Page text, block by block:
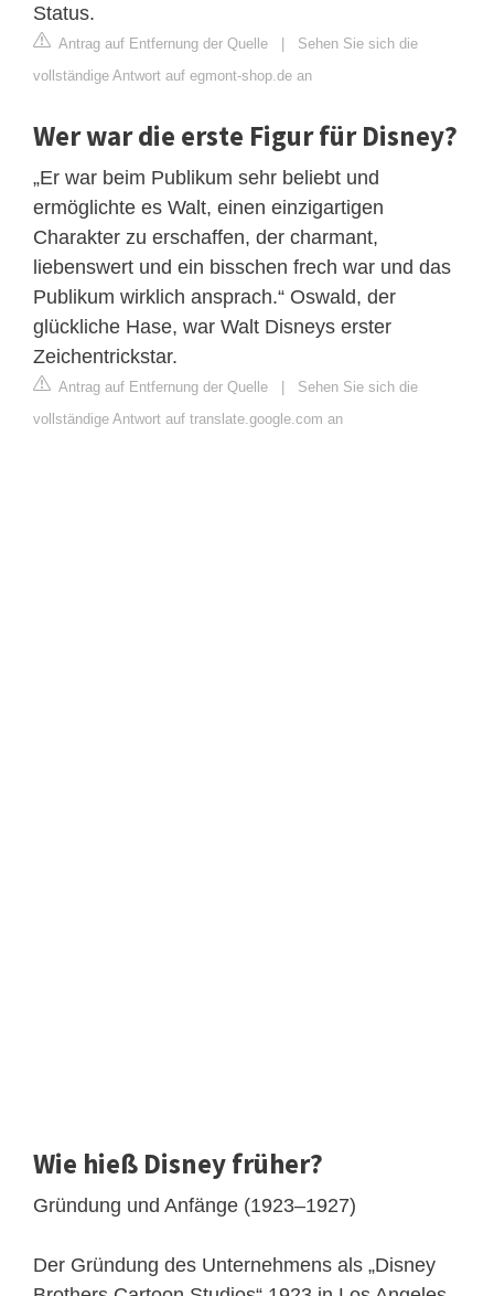
Status.
Antrag auf Entfernung der Quelle | Sehen Sie sich die
vollständige Antwort auf egmont-shop.de an
Wer war die erste Figur für Disney?
„Er war beim Publikum sehr beliebt und
ermöglichte es Walt, einen einzigartigen
Charakter zu erschaffen, der charmant,
liebenswert und ein bisschen frech war und das
Publikum wirklich ansprach.“ Oswald, der
glückliche Hase, war Walt Disneys erster
Zeichentrickstar.
Antrag auf Entfernung der Quelle | Sehen Sie sich die
vollständige Antwort auf translate.google.com an
Wie hieß Disney früher?
Gründung und Anfänge (1923–1927)
Der Gründung des Unternehmens als „Disney